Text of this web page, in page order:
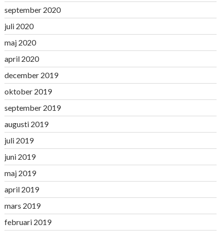
september 2020
juli 2020
maj 2020
april 2020
december 2019
oktober 2019
september 2019
augusti 2019
juli 2019
juni 2019
maj 2019
april 2019
mars 2019
februari 2019